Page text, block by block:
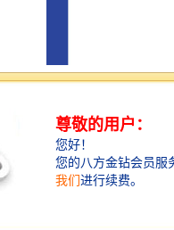
截至2021 年4 月，马